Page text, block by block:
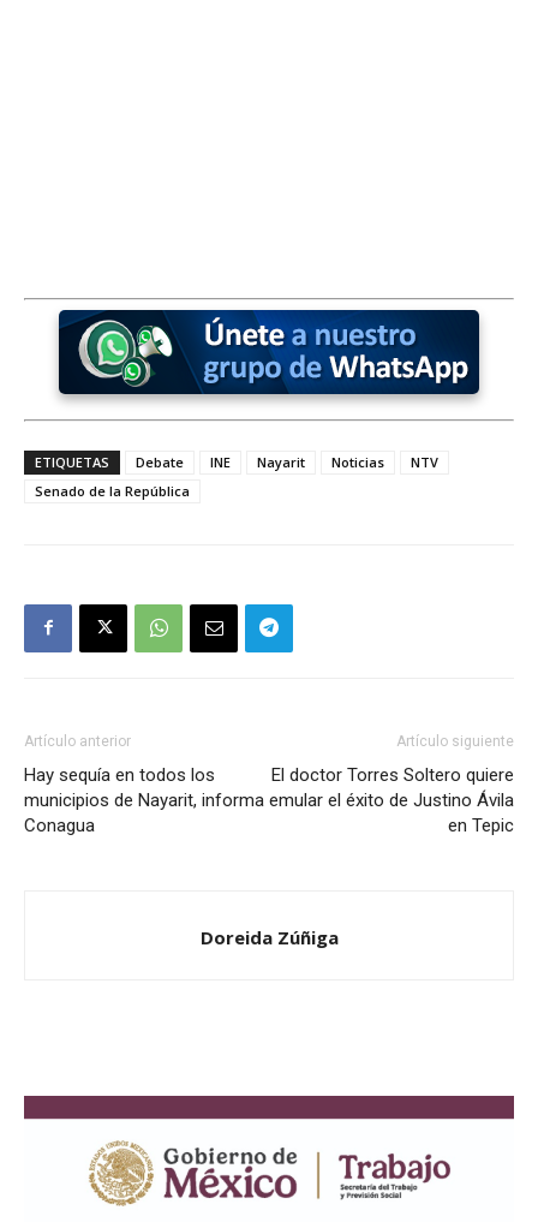
ETIQUETAS Debate INE Nayarit Noticias
NTV
Senado de la República
Artículo anterior
Hay sequía en todos los
municipios de Nayarit, informa
Conagua
Artículo siguiente
El doctor Torres Soltero quiere
emular el éxito de Justino Ávila
en Tepic
Doreida Zúñiga